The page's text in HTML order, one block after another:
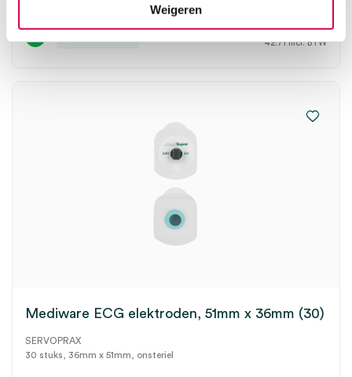
Weigeren
35.30
42.71incl. BTW
Mediware ECG elektroden, 51mm x 36mm (30)
SERVOPRAX
30 stuks, 36mm x 51mm, onsteriel